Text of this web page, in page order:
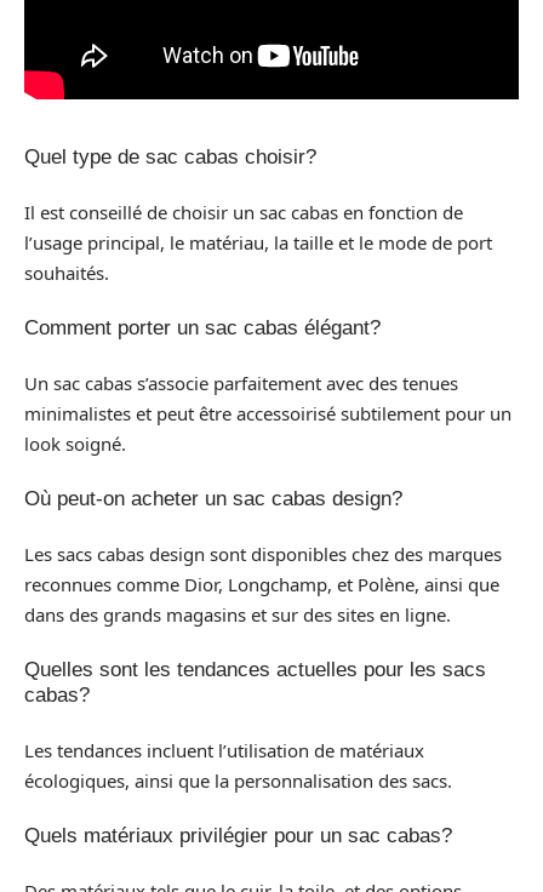
Quel type de sac cabas choisir?
Il est conseillé de choisir un sac cabas en fonction de
l’usage principal, le matériau, la taille et le mode de port
souhaités.
Comment porter un sac cabas élégant?
Un sac cabas s’associe parfaitement avec des tenues
minimalistes et peut être accessoirisé subtilement pour un
look soigné.
Où peut-on acheter un sac cabas design?
Les sacs cabas design sont disponibles chez des marques
reconnues comme Dior, Longchamp, et Polène, ainsi que
dans des grands magasins et sur des sites en ligne.
Quelles sont les tendances actuelles pour les sacs
cabas?
Les tendances incluent l’utilisation de matériaux
écologiques, ainsi que la personnalisation des sacs.
Quels matériaux privilégier pour un sac cabas?